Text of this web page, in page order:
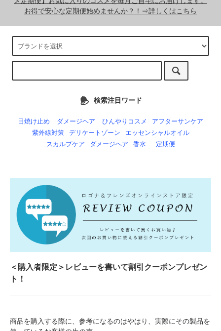
お得で安心な定期便始めませんか？！⇒詳しくはこちら
検索注目ワード
日焼け止め ダメージヘア ひんやりコスメ
アフターサンケア
紫外線対策
デリケートゾーン
エッセンシャルオイル
スカルプケア
ダメージヘア 香水 定期便
＜購入者限定＞レビューを書いて割引クーポンプレゼン
ト！
商品を購入する際に、参考になるのはやはり、実際にその製品を